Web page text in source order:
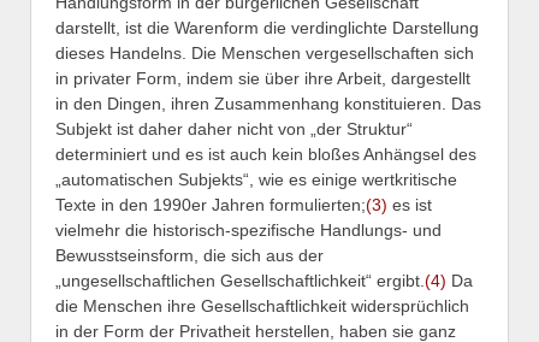
darstellt, ist die Warenform die verdinglichte Darstellung
dieses Handelns. Die Menschen vergesellschaften sich
in privater Form, indem sie über ihre Arbeit, dargestellt
in den Dingen, ihren Zusammenhang konstituieren. Das
Subjekt ist daher daher nicht von „der Struktur“
determiniert und es ist auch kein bloßes Anhängsel des
„automatischen Subjekts“, wie es einige wertkritische
Texte in den 1990er Jahren formulierten;(3) es ist
vielmehr die historisch-spezifische Handlungs- und
Bewusstseinsform, die sich aus der
„ungesellschaftlichen Gesellschaftlichkeit“ ergibt. (4) Da
die Menschen ihre Gesellschaftlichkeit widersprüchlich
in der Form der Privatheit herstellen, haben sie ganz